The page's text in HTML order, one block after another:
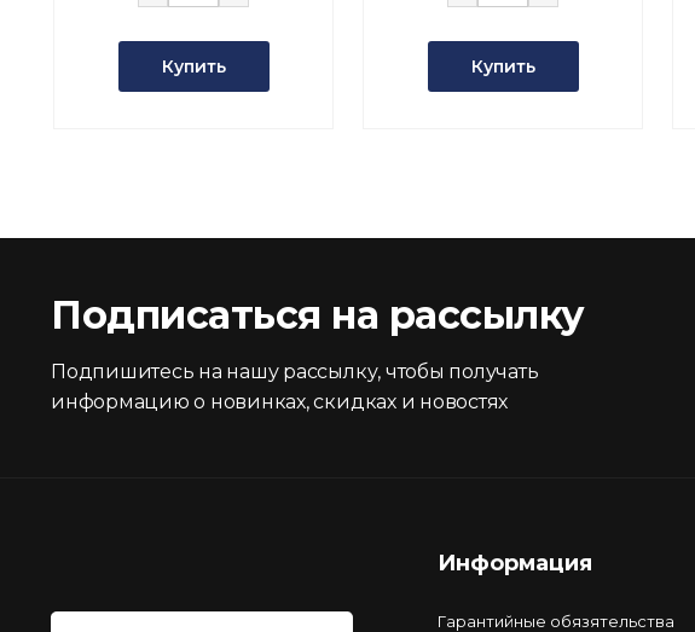
Купить Купить
Подписаться на рассылку
Подпишитесь на нашу рассылку, чтобы получать
информацию о новинках, скидках и новостях
Информация
Гарантийные обязятельства